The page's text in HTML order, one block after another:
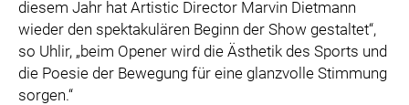
diesem Jahr hat Artistic Director Marvin Dietmann
wieder den spektakulären Beginn der Show gestaltet“,
so Uhlir, „beim Opener wird die Ästhetik des Sports und
die Poesie der Bewegung für eine glanzvolle Stimmung
sorgen.“